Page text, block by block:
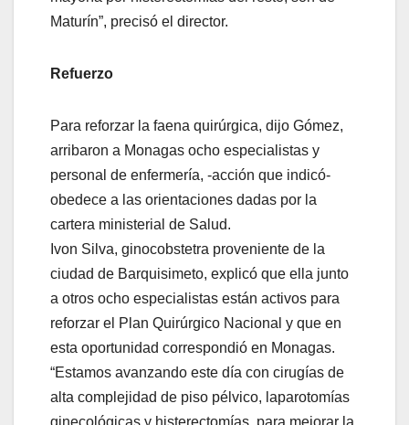
Maturín”, precisó el director.
Refuerzo
Para reforzar la faena quirúrgica, dijo Gómez,
arribaron a Monagas ocho especialistas y
personal de enfermería, -acción que indicó-
obedece a las orientaciones dadas por la
cartera ministerial de Salud.
Ivon Silva, ginocobstetra proveniente de la
ciudad de Barquisimeto, explicó que ella junto
a otros ocho especialistas están activos para
reforzar el Plan Quirúrgico Nacional y que en
esta oportunidad correspondió en Monagas.
“Estamos avanzando este día con cirugías de
alta complejidad de piso pélvico, laparotomías
ginecológicas y histerectomías, para mejorar la